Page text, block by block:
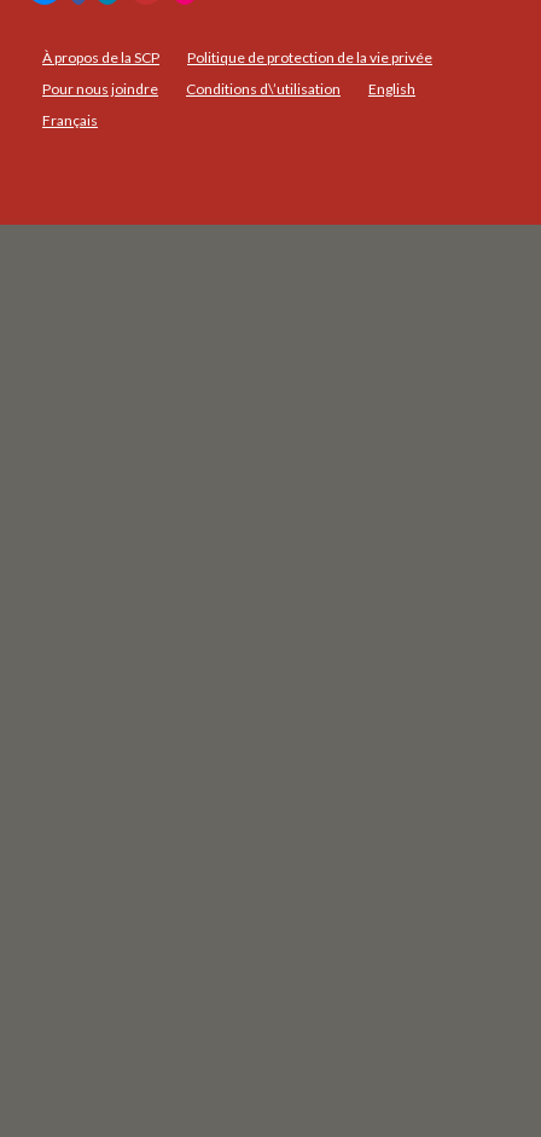
À propos de la SCP
Politique de protection de la vie privée
Pour nous joindre
Conditions d\’utilisation
English
Français